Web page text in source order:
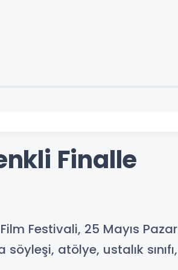
Finalle
Festivali, 25 Mayıs Pazar
atölye, ustalık sınıfı,